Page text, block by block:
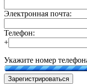
Электронная почта:
Телефон:
+
Укажите номер
Зарегистрироваться